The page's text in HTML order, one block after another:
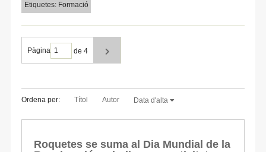
Etiquetes: Formació
Pàgina de 4
Ordena per: Títol Autor Data d'alta
Roquetes se suma al Dia Mundial de la